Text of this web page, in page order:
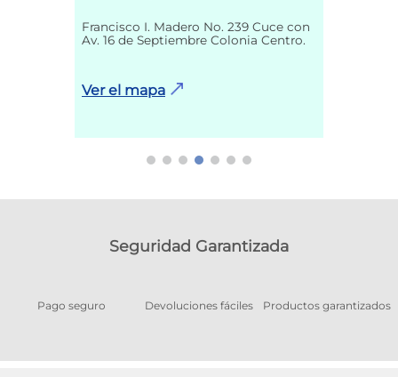
Francisco I. Madero No. 239 Cuce con
Av. 16 de Septiembre Colonia Centro.
Ver el mapa
Seguridad Garantizada
Pago seguro Devoluciones fáciles Productos garantizados